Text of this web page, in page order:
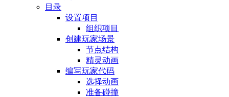
目录
设置项目
组织项目
创建玩家场景
节点结构
精灵动画
编写玩家代码
选择动画
准备碰撞